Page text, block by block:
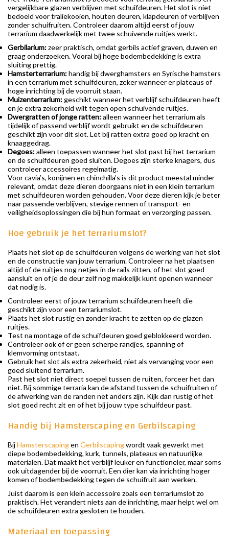
vergelijkbare glazen verblijven met schuifdeuren. Het slot is niet
bedoeld voor traliekooien, houten deuren, klapdeuren of verblijven
zonder schuifruiten. Controleer daarom altijd eerst of jouw
terrarium daadwerkelijk met twee schuivende ruitjes werkt.
Gerbilarium:zeer praktisch, omdat gerbils actief graven, duwen en
graag onderzoeken. Vooral bij hoge bodembedekking is extra
sluiting prettig.
Hamsterterrarium:handig bij dwerghamsters en Syrische hamsters
in een terrarium met schuifdeuren, zeker wanneer er plateaus of
hoge inrichting bij de voorruit staan.
Muizenterrarium:geschikt wanneer het verblijf schuifdeuren heeft
en je extra zekerheid wilt tegen open schuivende ruitjes.
Dwergratten of jonge ratten:alleen wanneer het terrarium als
tijdelijk of passend verblijf wordt gebruikt en de schuifdeuren
geschikt zijn voor dit slot. Let bij ratten extra goed op kracht en
knaaggedrag.
Degoes:alleen toepassen wanneer het slot past bij het terrarium
en de schuifdeuren goed sluiten. Degoes zijn sterke knagers, dus
controleer accessoires regelmatig.
Voor cavia’s, konijnen en chinchilla’s is dit product meestal minder
relevant, omdat deze dieren doorgaans niet in een klein terrarium
met schuifdeuren worden gehouden. Voor deze dieren kijk je beter
naar passende verblijven, stevige rennen of transport- en
veiligheidsoplossingen die bij hun formaat en verzorging passen.
Hoe gebruik je het terrariumslot?
Plaats het slot op de schuifdeuren volgens de werking van het slot
en de constructie van jouw terrarium. Controleer na het plaatsen
altijd of de ruitjes nog netjes in de rails zitten, of het slot goed
aansluit en of je de deur zelf nog makkelijk kunt openen wanneer
dat nodig is.
Controleer eerst of jouw terrarium schuifdeuren heeft die
geschikt zijn voor een terrariumslot.
Plaats het slot rustig en zonder kracht te zetten op de glazen
ruitjes.
Test na montage of de schuifdeuren goed geblokkeerd worden.
Controleer ook of er geen scherpe randjes, spanning of
klemvorming ontstaat.
Gebruik het slot als extra zekerheid, niet als vervanging voor een
goed sluitend terrarium.
Past het slot niet direct soepel tussen de ruiten, forceer het dan
niet. Bij sommige terraria kan de afstand tussen de schuifruiten of
de afwerking van de randen net anders zijn. Kijk dan rustig of het
slot goed recht zit en of het bij jouw type schuifdeur past.
Handig bij Hamsterscaping en Gerbilscaping
BijHamsterscapingen Gerbilscapingwordt vaak gewerkt met
diepe bodembedekking, kurk, tunnels, plateaus en natuurlijke
materialen. Dat maakt het verblijf leuker en functioneler, maar soms
ook uitdagender bij de voorruit. Een dier kan via inrichting hoger
komen of bodembedekking tegen de schuifruit aan werken.
Juist daarom is een klein accessoire zoals een terrariumslot zo
praktisch. Het verandert niets aan de inrichting, maar helpt wel om
de schuifdeuren extra gesloten te houden.
Materiaal en toepassing